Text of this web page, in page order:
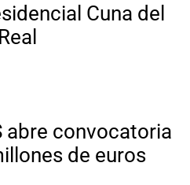
Cuna del
abre convocatoria
de euros